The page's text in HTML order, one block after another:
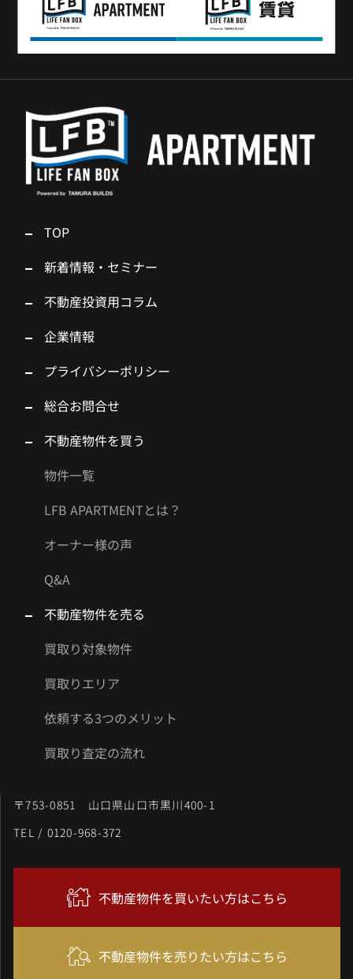
TOP
新着情報・セミナー
不動産投資用コラム
企業情報
プライバシーポリシー
総合お問合せ
不動産物件を買う
物件一覧
LFB APARTMENTとは？
オーナー様の声
Q&A
不動産物件を売る
買取り対象物件
買取りエリア
依頼する3つのメリット
買取り査定の流れ
〒753-0851 山口県山口市黒川400-1
TEL / 0120-968-372
不動産物件を買いたい方はこちら
不動産物件を売りたい方はこちら